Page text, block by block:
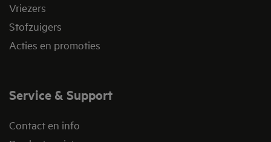
Vriezers
Stofzuigers
Acties en promoties
Service & Support
Contact en info